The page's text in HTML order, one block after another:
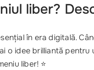
liber?
în era digitală.
o idee brilliantă pentru
liber! ⭐